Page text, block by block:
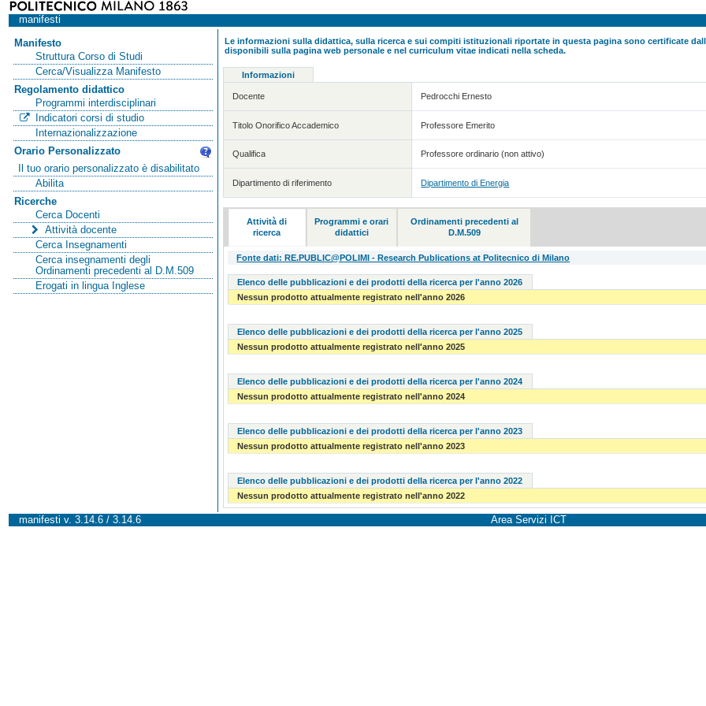
manifesti
Manifesto
Struttura Corso di Studi
Cerca/Visualizza Manifesto
Regolamento didattico
Programmi interdisciplinari
Indicatori corsi di studio
Internazionalizzazione
Orario Personalizzato
Il tuo orario personalizzato è disabilitato
Abilita
Ricerche
Cerca Docenti
Attività docente
Cerca Insegnamenti
Cerca insegnamenti degli
Ordinamenti precedenti al D.M.509
Erogati in lingua Inglese
Le informazioni sulla didattica, sulla ricerca e sui compiti istituzionali riportate in questa pagina sono certificate
disponibili sulla pagina web personale e nel curriculum vitae indicati nella scheda.
Informazioni
Docente Pedrocchi Ernesto
Titolo Onorifico Accademico Professore Emerito
Qualifica Professore ordinario (non attivo)
Dipartimento di riferimento Dipartimento di Energia
Attività di
ricerca
Programmi e orari
didattici
Ordinamenti precedenti al
D.M.509
Fonte dati: RE.PUBLIC@POLIMI - Research Publications at Politecnico di Milano
Elenco delle pubblicazioni e dei prodotti della ricerca per l'anno 2026
Nessun prodotto attualmente registrato nell'anno 2026
Elenco delle pubblicazioni e dei prodotti della ricerca per l'anno 2025
Nessun prodotto attualmente registrato nell'anno 2025
Elenco delle pubblicazioni e dei prodotti della ricerca per l'anno 2024
Nessun prodotto attualmente registrato nell'anno 2024
Elenco delle pubblicazioni e dei prodotti della ricerca per l'anno 2023
Nessun prodotto attualmente registrato nell'anno 2023
Elenco delle pubblicazioni e dei prodotti della ricerca per l'anno 2022
Nessun prodotto attualmente registrato nell'anno 2022
manifesti v. 3.14.6 / 3.14.6 Area Servizi ICT